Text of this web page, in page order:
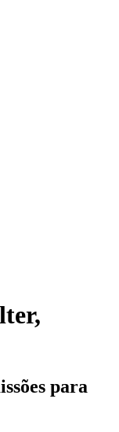
para